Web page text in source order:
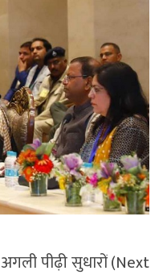
पीढ़ी सुधारों (Next